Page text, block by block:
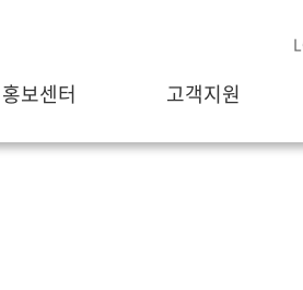
홍보센터 고객지원